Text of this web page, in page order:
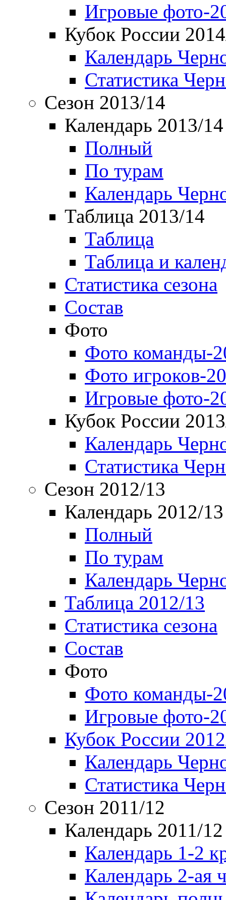
Игровые фото-
Кубок России
Календарь
Статистика
Сезон 2013/14
Календарь 2013/14
Полный
По турам
Календарь
Таблица 2013/14
Таблица
Таблица и
Статистика сезона
Состав
Фото
Фото команды-
Фото игроков-
Игровые фото-
Кубок России
Календарь
Статистика
Сезон 2012/13
Календарь 2012/13
Полный
По турам
Календарь
Таблица 2012/13
Статистика сезона
Состав
Фото
Фото команды-
Игровые фото-
Кубок России
Календарь
Статистика
Сезон 2011/12
Календарь 2011/12
Календарь 1-2
Календарь 2-ая